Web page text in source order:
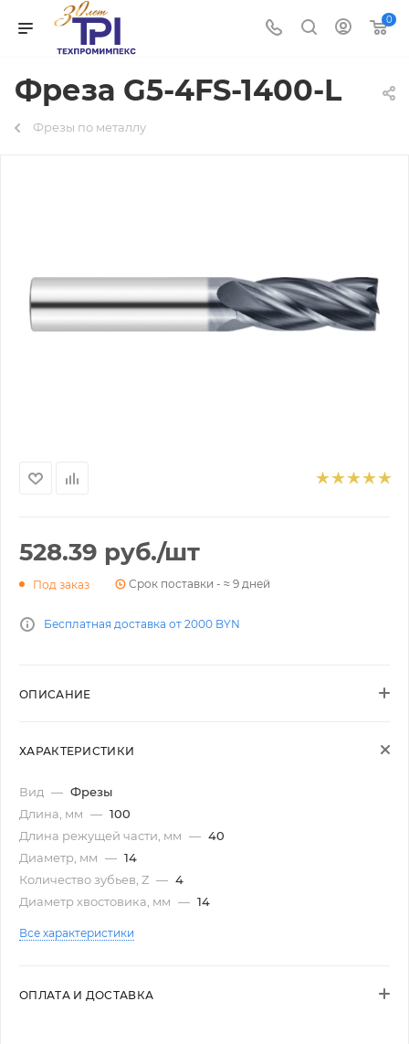
0
Фреза G5-4FS-1400-L
Фрезы по металлу
528.39 руб./шт
Под заказ Срок поставки - ≈ 9 дней
Бесплатная доставка от 2000 BYN
ОПИСАНИЕ
ХАРАКТЕРИСТИКИ
Вид — Фрезы
Длина, мм — 100
Длина режущей части, мм — 40
Диаметр, мм — 14
Количество зубьев, Z — 4
Диаметр хвостовика, мм — 14
Все характеристики
ОПЛАТА И ДОСТАВКА